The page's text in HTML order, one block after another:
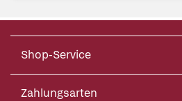
Shop-Service
Zahlungsarten